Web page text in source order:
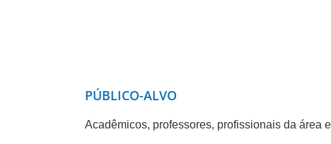
PÚBLICO-ALVO
Acadêmicos, professores, profissionais da área